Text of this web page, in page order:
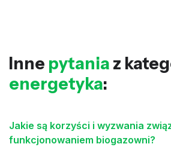
Inne pytania z
energetyka:
Jakie są korzyści i wyzwania
funkcjonowaniem biogazowni?